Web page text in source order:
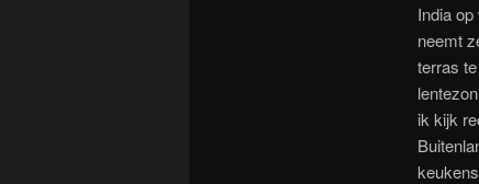
India
neemt
terras
ik kijk